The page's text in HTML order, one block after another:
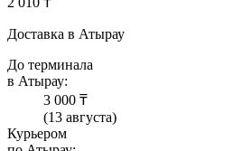
Доставка в Атырау
До терминала
в Атырау:
3 000 ₸
(13 августа)
Курьером